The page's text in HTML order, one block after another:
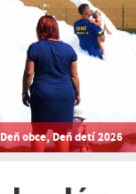
Deň obce, Deň detí 2026